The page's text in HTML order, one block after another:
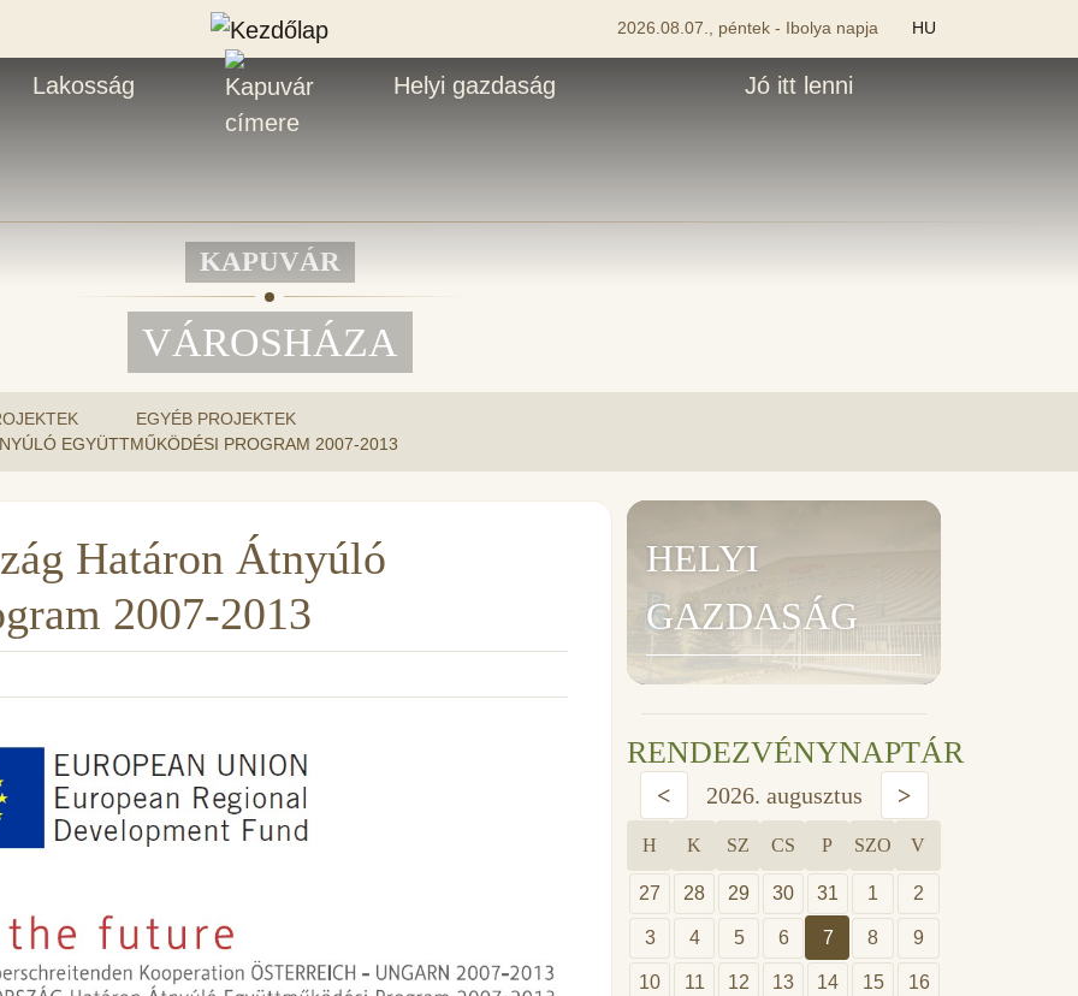
2026.08.07., péntek - Ibolya napja HU
Lakosság Helyi gazdaság Jó itt lenni
KAPUVÁR
VÁROSHÁZA
EGYÉB PROJEKTEK
EGYÜTTMŰKÖDÉSI PROGRAM 2007-2013
Határon Átnyúló
2007-2013
HELYI
GAZDASÁG
RENDEZVÉNYNAPTÁR
< 2026. augusztus >
H K SZ CS P SZO V
27 28 29 30 31 1 2
3 4 5 6 7 8 9
10 11 12 13 14 15 16